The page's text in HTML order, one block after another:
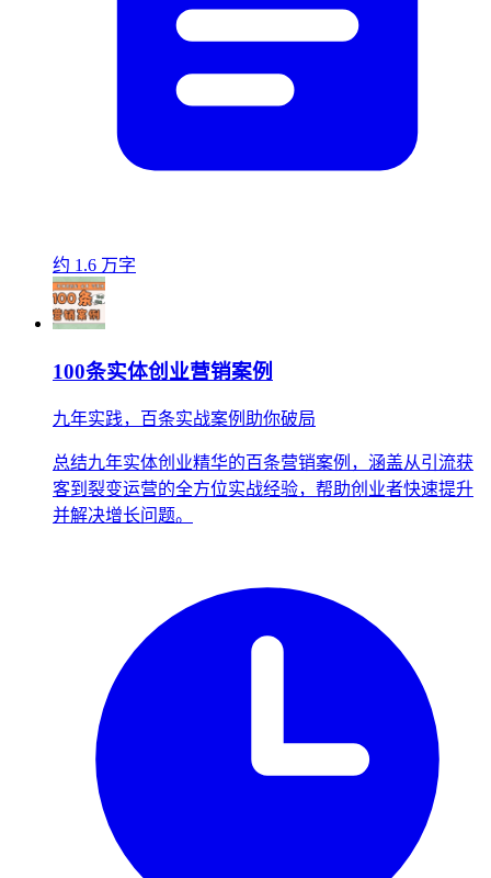
约 1.6 万字
100条实体创业营销案例
九年实践，百条实战案例助你破局
总结九年实体创业精华的百条营销案例，涵盖从引流获
客到裂变运营的全方位实战经验，帮助创业者快速提升
并解决增长问题。